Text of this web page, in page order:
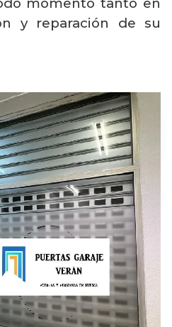
momento tanto en
y reparación de su